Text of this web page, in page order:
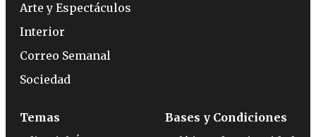
Arte y Espectáculos
Interior
Correo Semanal
Sociedad
Temas
Bases y Condiciones